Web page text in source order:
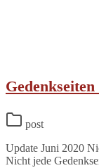
post
Update Juni 2020
Nicht jede